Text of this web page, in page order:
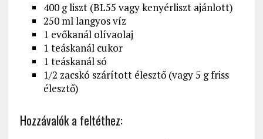
400 g liszt (BL55 vagy kenyérliszt ajánlott)
250 ml langyos víz
1 evőkanál olívaolaj
1 teáskanál cukor
1 teáskanál só
1/2 zacskó szárított élesztő (vagy 5 g friss
élesztő)
Hozzávalók a feltéthez: